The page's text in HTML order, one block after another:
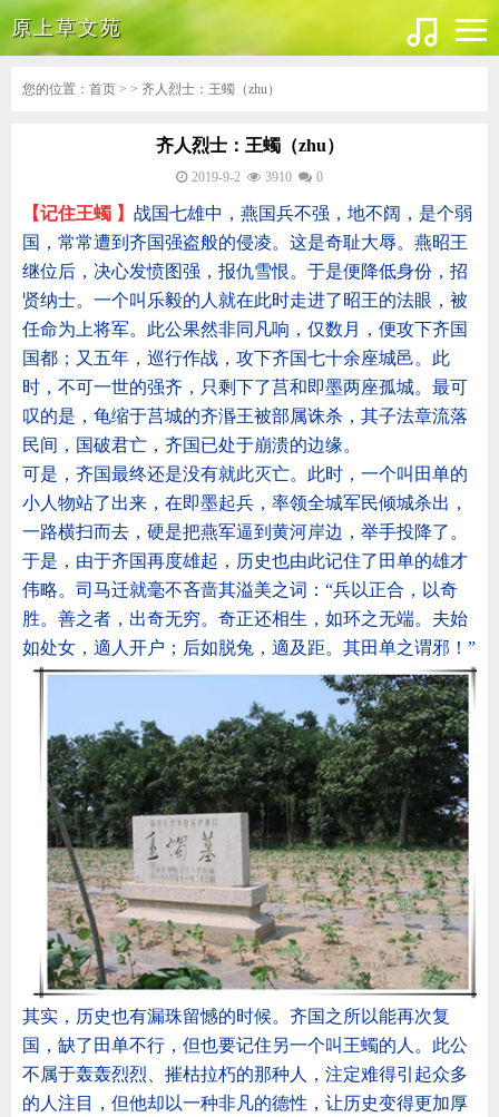
原上草文苑
您的位置： 首页 > > 齐人烈士：王蠋（zhu）
齐人烈士：王蠋（zhu）
2019-9-2 3910 0
【记住王蠋 】 战国七雄中，燕国兵不强，地不阔，是个弱
国，常常遭到齐国强盗般的侵凌。这是奇耻大辱。燕昭王
继位后，决心发愤图强，报仇雪恨。于是便降低身份，招
贤纳士。一个叫乐毅的人就在此时走进了昭王的法眼，被
任命为上将军。此公果然非同凡响，仅数月，便攻下齐国
国都；又五年，巡行作战，攻下齐国七十余座城邑。此
时，不可一世的强齐，只剩下了莒和即墨两座孤城。最可
叹的是，龟缩于莒城的齐湣王被部属诛杀，其子法章流落
民间，国破君亡，齐国已处于崩溃的边缘。
可是，齐国最终还是没有就此灭亡。此时，一个叫田单的
小人物站了出来，在即墨起兵，率领全城军民倾城杀出，
一路横扫而去，硬是把燕军逼到黄河岸边，举手投降了。
于是，由于齐国再度雄起，历史也由此记住了田单的雄才
伟略。司马迁就毫不吝啬其溢美之词：“兵以正合，以奇
胜。善之者，出奇无穷。奇正还相生，如环之无端。夫始
如处女，適人开户；后如脱兔，適及距。其田单之谓邪！ ”
其实，历史也有漏珠留憾的时候。齐国之所以能再次复
国，缺了田单不行，但也要记住另一个叫王蠋的人。此公
不属于轰轰烈烈、摧枯拉朽的那种人，注定难得引起众多
的人注目，但他却以一种非凡的德性，让历史变得更加厚